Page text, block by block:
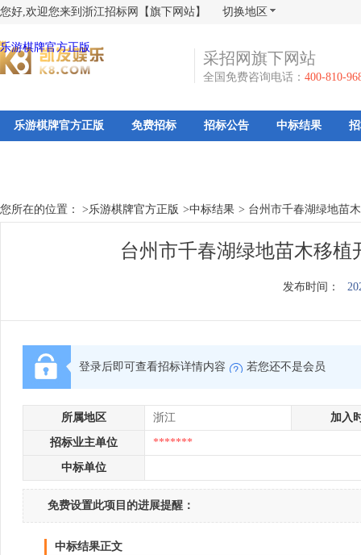
您好,欢迎您来到浙江招标网【旗下网站】 切换地区
乐游棋牌官方正版
采招网旗下网站
全国免费咨询电话： 400-810-
乐游棋牌官方正版 免费招标 招标公告 中标结果
您所在的位置： >乐游棋牌官方正版 >中标结果 > 台州市千春湖绿地苗
台州市千春湖绿地苗木移
发布时间：
登录后即可查看招标详情内容 若您还不是会员
所属地区 浙江 加入
招标业主单位 *******
中标单位
免费设置此项目的进展提醒：
中标结果正文